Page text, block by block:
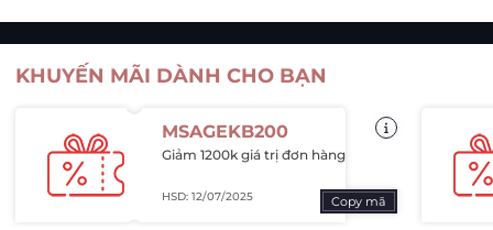
KHUYẾN MÃI DÀNH CHO BẠN
MSAGEKB200
Giảm 1200k giá trị đơn hàng
HSD: 12/07/2025 Copy mã